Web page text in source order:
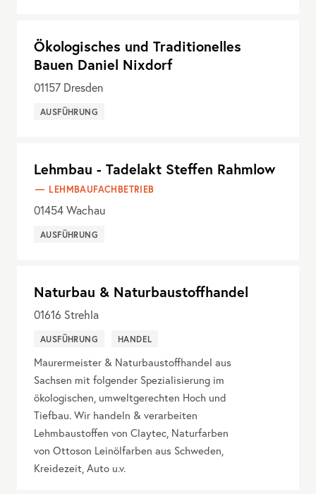
Ökologisches und Traditionelles
Bauen Daniel Nixdorf
01157 Dresden
AUSFÜHRUNG
Lehmbau - Tadelakt Steffen Rahmlow
LEHMBAUFACHBETRIEB
01454 Wachau
AUSFÜHRUNG
Naturbau & Naturbaustoffhandel
01616 Strehla
AUSFÜHRUNG HANDEL
Maurermeister & Naturbaustoffhandel aus
Sachsen mit folgender Spezialisierung im
ökologischen, umweltgerechten Hoch und
Tiefbau. Wir handeln & verarbeiten
Lehmbaustoffen von Claytec, Naturfarben
von Ottoson Leinölfarben aus Schweden,
Kreidezeit, Auto u.v.